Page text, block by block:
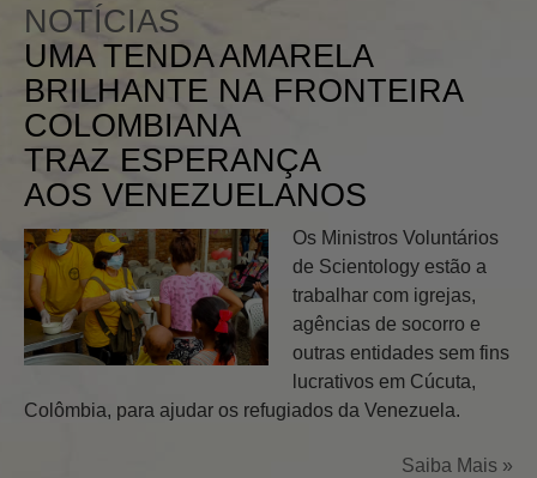
NOTÍCIAS
UMA TENDA AMARELA
BRILHANTE NA FRONTEIRA
COLOMBIANA
TRAZ ESPERANÇA
AOS VENEZUELANOS
Os Ministros Voluntários
de Scientology estão a
trabalhar com igrejas,
agências de socorro e
outras entidades sem fins
lucrativos em Cúcuta,
Colômbia, para ajudar os refugiados da Venezuela.
Saiba Mais »